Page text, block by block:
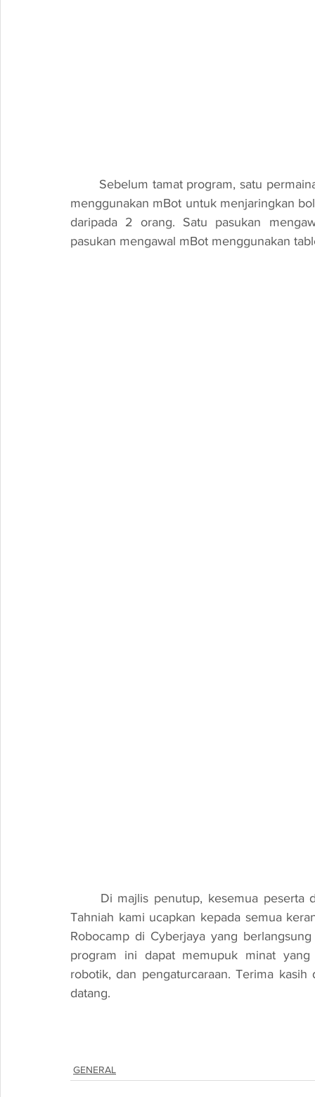
menggunakan mBot untuk menjaringkan
daripada 2 orang. Satu pasukan
pasukan mengawal mBot menggunakan
Tahniah kami ucapkan kepada semua
Robocamp di Cyberjaya yang
program ini dapat memupuk minat yang
robotik, dan pengaturcaraan. Terima
datang.
GENERAL